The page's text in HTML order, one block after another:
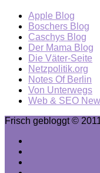
Apple Blog
Boschers Blog
Caschys Blog
Der Mama Blog
Die Väter-Seite
Netzpolitik.org
Notes Of Berlin
Von Unterwegs
Web & SEO
Frisch gebloggt ©